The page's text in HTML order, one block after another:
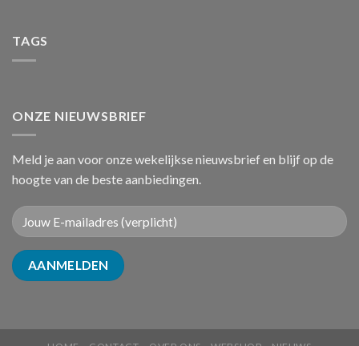
TAGS
ONZE NIEUWSBRIEF
Meld je aan voor onze wekelijkse nieuwsbrief en blijf op de
hoogte van de beste aanbiedingen.